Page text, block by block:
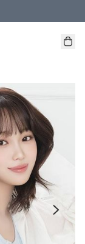
件或以上8 折
6件或以上85 折；買8件
減HKD 32.00；買6
8件或以上85 折；買12
方式 )